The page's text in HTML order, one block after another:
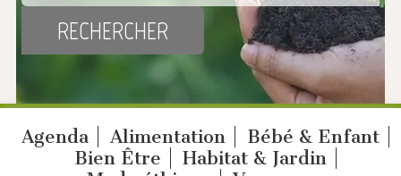
Agenda Alimentation
Bébé & Enfant
Bien Être
Habitat & Jardin